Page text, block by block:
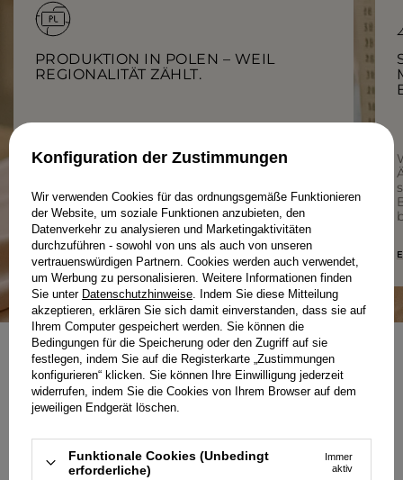
PRODUKTION IN POLEN – WEIL
REGIONALITÄT ZÄHLT.
Bei Lou zählt jedes Detail – von der Qualität
Sorgfalt für Sie und mit Respekt vor dem
Prozess.
MEHR ÜBER UNS ERFAHREN
NEWSLETTER
SELBSTBEWUSST KLEIDEN
Konfiguration der Zustimmungen
Wir verwenden Cookies für das ordnungsgemäße Funktionieren
der Website, um soziale Funktionen anzubieten, den
Datenverkehr zu analysieren und Marketingaktivitäten
durchzuführen - sowohl von uns als auch von unseren
vertrauenswürdigen Partnern. Cookies werden auch verwendet,
um Werbung zu personalisieren. Weitere Informationen finden
Sie unter Datenschutzhinweise . Indem Sie diese Mitteilung
akzeptieren, erklären Sie sich damit einverstanden, dass sie auf
Ihrem Computer gespeichert werden. Sie können die
Bedingungen für die Speicherung oder den Zugriff auf sie
festlegen, indem Sie auf die Registerkarte „Zustimmungen
konfigurieren“ klicken. Sie können Ihre Einwilligung jederzeit
widerrufen, indem Sie die Cookies von Ihrem Browser auf dem
jeweiligen Endgerät löschen.
Funktionale Cookies (Unbedingt
erforderliche)
Immer
aktiv